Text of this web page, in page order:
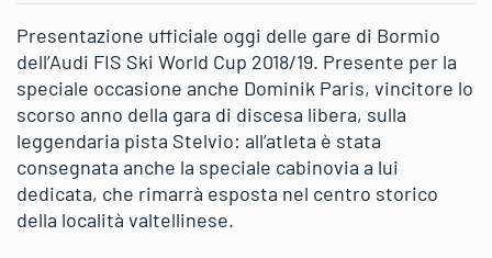
Presentazione ufficiale oggi delle gare di Bormio
dell’Audi FIS Ski World Cup 2018/19. Presente per la
speciale occasione anche Dominik Paris, vincitore lo
scorso anno della gara di discesa libera, sulla
leggendaria pista Stelvio: all’atleta è stata
consegnata anche la speciale cabinovia a lui
dedicata, che rimarrà esposta nel centro storico
della località valtellinese.